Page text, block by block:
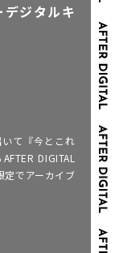
デジタルキ
て『今とこれ
DIGITAL
定でアーカイブ